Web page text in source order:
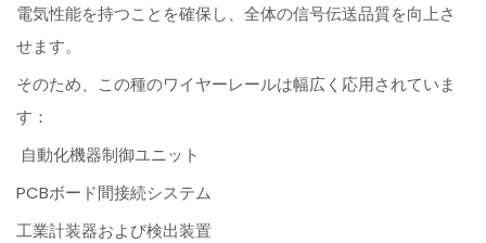
電気性能を持つことを確保し、全体の信号伝送品質を向上さ
せます。
そのため、この種のワイヤーレールは幅広く応用されていま
す：
自動化機器制御ユニット
PCBボード間接続システム
工業計装器および検出装置